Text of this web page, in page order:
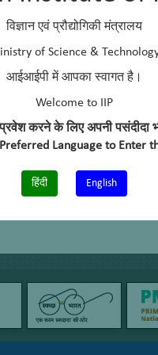
विज्ञान एवं प्रौद्योगिकी मंत्रालय
of Science &
आईआईपी में आपका स्वागत है।
Welcome to IIP
करने के लिए अपनी पसंदीदा
Language to Enter
हिंदी English
Delhi
headtraining@iip.res.in